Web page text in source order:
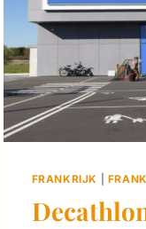
FRANKRIJK